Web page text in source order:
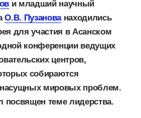
и младший научный
О.В. Пузанованаходились
для участия в Асанском
конференции ведущих
центров,
собираются
мировых проблем.
посвящен теме лидерства.